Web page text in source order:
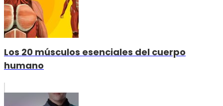
Los 20 músculos esenciales del cuerpo
humano